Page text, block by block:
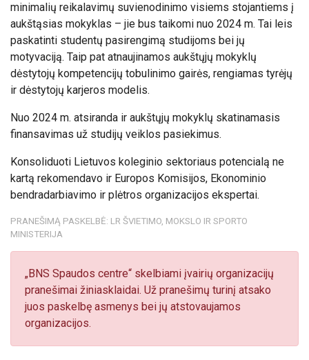
minimalių reikalavimų suvienodinimo visiems stojantiems į
aukštąsias mokyklas – jie bus taikomi nuo 2024 m. Tai leis
paskatinti studentų pasirengimą studijoms bei jų
motyvaciją. Taip pat atnaujinamos aukštųjų mokyklų
dėstytojų kompetencijų tobulinimo gairės, rengiamas tyrėjų
ir dėstytojų karjeros modelis.
Nuo 2024 m. atsiranda ir aukštųjų mokyklų skatinamasis
finansavimas už studijų veiklos pasiekimus.
Konsoliduoti Lietuvos koleginio sektoriaus potencialą ne
kartą rekomendavo ir Europos Komisijos, Ekonominio
bendradarbiavimo ir plėtros organizacijos ekspertai.
PRANEŠIMĄ PASKELBĖ: LR ŠVIETIMO, MOKSLO IR SPORTO
MINISTERIJA
„BNS Spaudos centre“ skelbiami įvairių organizacijų
pranešimai žiniasklaidai. Už pranešimų turinį atsako
juos paskelbę asmenys bei jų atstovaujamos
organizacijos.